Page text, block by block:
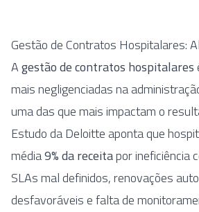
Gestão de Contratos Hospitalares:
Agestão de contratos hospitalares
mais negligenciadas na
uma das que mais impactam o
Estudo da Deloitte aponta que
média9% da receitapor ineficiência
SLAs mal definidos, renovações
desfavoráveis e falta de